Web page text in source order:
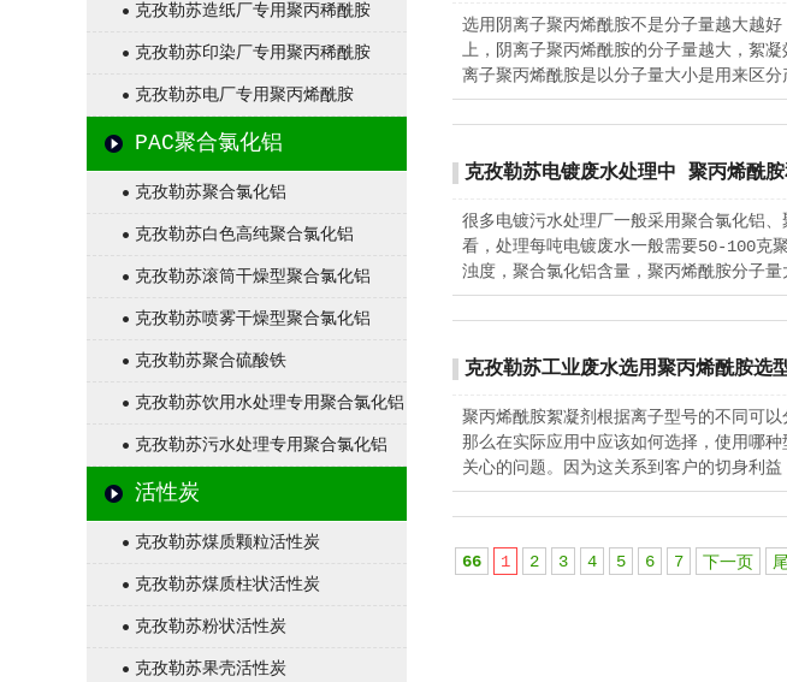
克孜勒苏造纸厂专用聚丙稀酰胺
克孜勒苏印染厂专用聚丙稀酰胺
克孜勒苏电厂专用聚丙烯酰胺
PAC聚合氯化铝
克孜勒苏聚合氯化铝
克孜勒苏白色高纯聚合氯化铝
克孜勒苏滚筒干燥型聚合氯化铝
克孜勒苏喷雾干燥型聚合氯化铝
克孜勒苏聚合硫酸铁
克孜勒苏饮用水处理专用聚合氯化铝
克孜勒苏污水处理专用聚合氯化铝
活性炭
克孜勒苏煤质颗粒活性炭
克孜勒苏煤质柱状活性炭
克孜勒苏粉状活性炭
克孜勒苏果壳活性炭
选用阴离子聚丙烯酰胺不是分子量越大越
上，阴离子聚丙烯酰胺的分子量越大，絮
离子聚丙烯酰胺是以分子量大小是用来区分
克孜勒苏电镀废水处理中 聚丙烯酰
很多电镀污水处理厂一般采用聚合氯化铝
看，处理每吨电镀废水一般需要50-100克
浊度，聚合氯化铝含量，聚丙烯酰胺分子量
克孜勒苏工业废水选用聚丙烯酰胺选
聚丙烯酰胺絮凝剂根据离子型号的不同可
那么在实际应用中应该如何选择，使用哪
关心的问题。因为这关系到客户的切身利益
66 1 2 3 4 5 6 7 下一页